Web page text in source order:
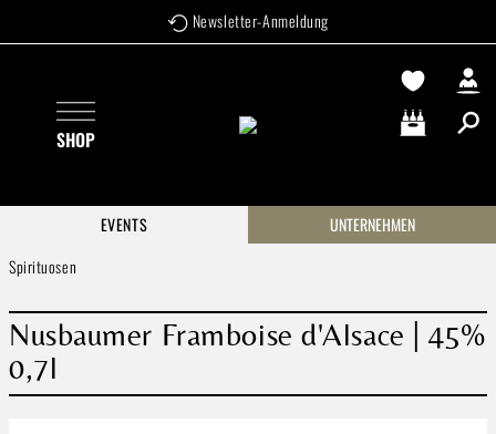
Zum Hauptinhalt springen Newsletter-Anmeldung
SHOP Warenkorb
EVENTS
UNTERNEHMEN
Spirituosen
Nusbaumer Framboise d'Alsace | 45%
0,7l